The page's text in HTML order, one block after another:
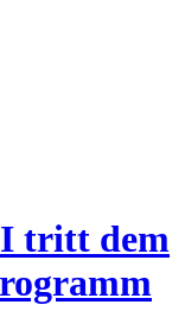
tritt dem